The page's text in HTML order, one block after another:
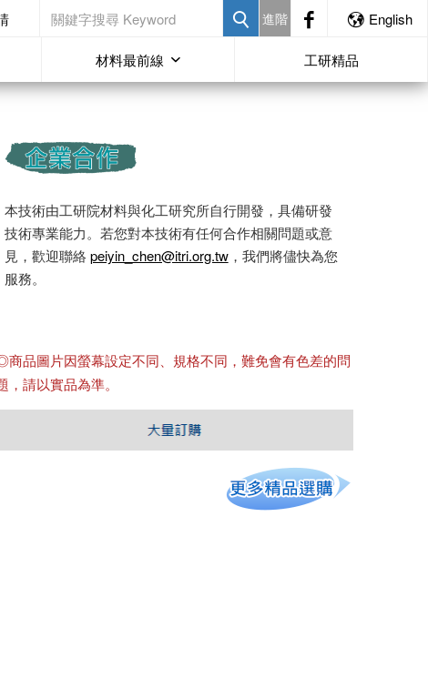
進階 English
材料最前線 工研精品
本技術由工研院材料與化工研究所自行開發，具備研發
技術專業能力。若您對本技術有任何合作相關問題或意
見，歡迎聯絡peiyin_chen@itri.org.tw，我們將儘快為您
服務。
商品圖片因螢幕設定不同、規格不同，難免會有色差的問
，請以實品為準。